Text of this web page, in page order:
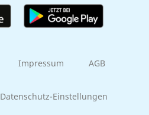
Impressum AGB
Datenschutz-Einstellungen